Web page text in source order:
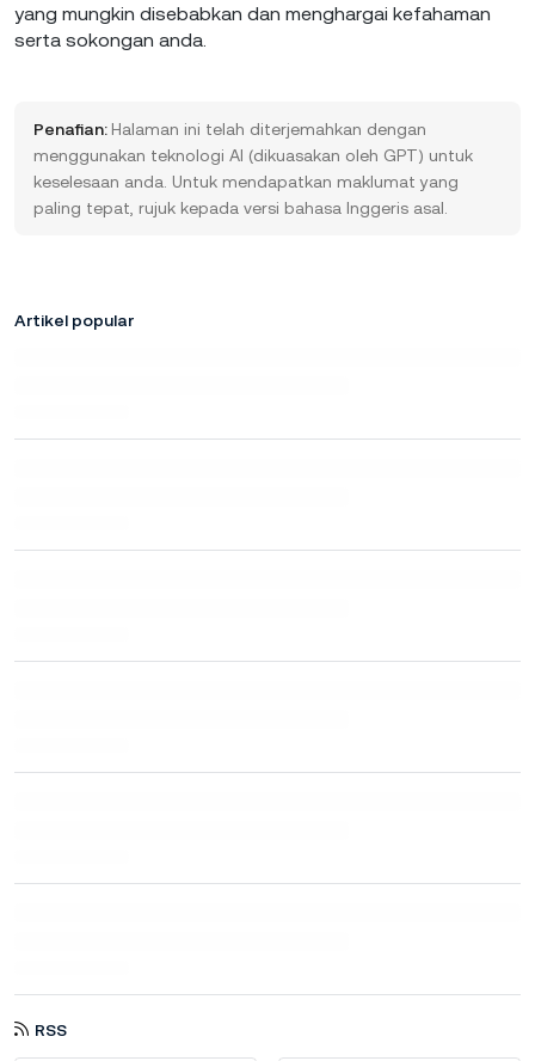
yang mungkin disebabkan dan menghargai kefahaman
serta sokongan anda.
Penafian: Halaman ini telah diterjemahkan dengan
menggunakan teknologi AI (dikuasakan oleh GPT) untuk
keselesaan anda. Untuk mendapatkan maklumat yang
paling tepat, rujuk kepada versi bahasa Inggeris asal.
Artikel popular
RSS